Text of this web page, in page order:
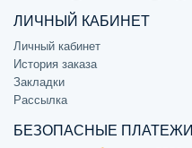
ЛИЧНЫЙ КАБИНЕТ
Личный кабинет
История заказа
Закладки
Рассылка
БЕЗОПАСНЫЕ ПЛАТЕЖИ